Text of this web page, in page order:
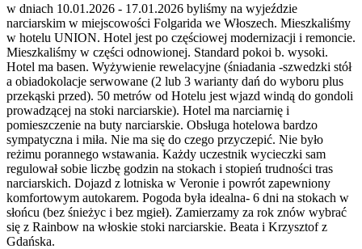
w dniach 10.01.2026 - 17.01.2026 byliśmy na wyjeździe
narciarskim w miejscowości Folgarida we Włoszech. Mieszkaliśmy
w hotelu UNION. Hotel jest po częściowej modernizacji i remoncie.
Mieszkaliśmy w części odnowionej. Standard pokoi b. wysoki.
Hotel ma basen. Wyżywienie rewelacyjne (śniadania -szwedzki stół
a obiadokolacje serwowane (2 lub 3 warianty dań do wyboru plus
przekąski przed). 50 metrów od Hotelu jest wjazd windą do gondoli
prowadzącej na stoki narciarskie). Hotel ma narciarnię i
pomieszczenie na buty narciarskie. Obsługa hotelowa bardzo
sympatyczna i miła. Nie ma się do czego przyczepić. Nie było
reżimu porannego wstawania. Każdy uczestnik wycieczki sam
regulował sobie liczbę godzin na stokach i stopień trudności tras
narciarskich. Dojazd z lotniska w Veronie i powrót zapewniony
komfortowym autokarem. Pogoda była idealna- 6 dni na stokach w
słońcu (bez śnieżyc i bez mgieł). Zamierzamy za rok znów wybrać
się z Rainbow na włoskie stoki narciarskie. Beata i Krzysztof z
Gdańska.